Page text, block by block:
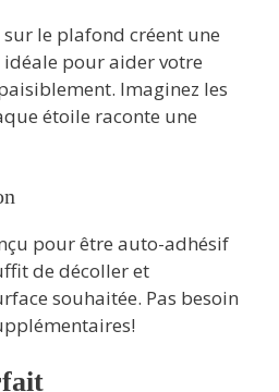
le plafond créent une
pour aider votre
Imaginez les
étoile raconte une
pour être auto-adhésif
de décoller et
souhaitée. Pas besoin